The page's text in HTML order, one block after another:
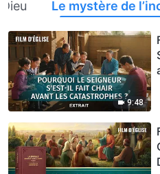
Le mystère de
9:48